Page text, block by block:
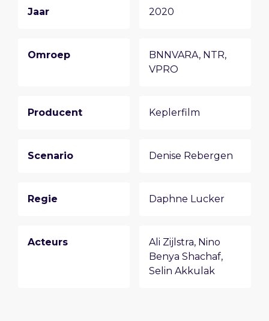
Jaar 2020
Omroep
BNNVARA, NTR,
VPRO
Producent Keplerfilm
Scenario Denise Rebergen
Regie Daphne Lucker
Acteurs Ali Zijlstra, Nino
Benya Shachaf,
Selin Akkulak